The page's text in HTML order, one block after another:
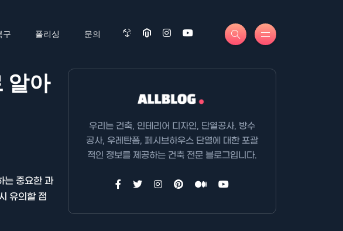
구 폴리싱 문의
알아
는 중요한 과
유의할 점
우리는 건축, 인테리어 디자인, 단열공사, 방수
공사, 우레탄폼, 페시브하우스 단열에 대한 포괄
적인 정보를 제공하는 건축 전문 블로그입니다.